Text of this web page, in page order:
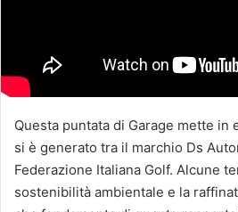
Questa puntata di Garage mette in
si è generato tra il marchio Ds
Federazione Italiana Golf. Alcune
sostenibilità ambientale e la